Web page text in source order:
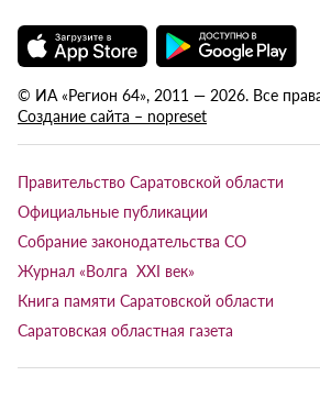
© ИА «Регион 64», 2011 — 2026. Все
Создание сайта – nopreset
Правительство Саратовской области
Официальные публикации
Собрание законодательства СО
Журнал «Волга XXI век»
Книга памяти Саратовской области
Саратовская областная газета